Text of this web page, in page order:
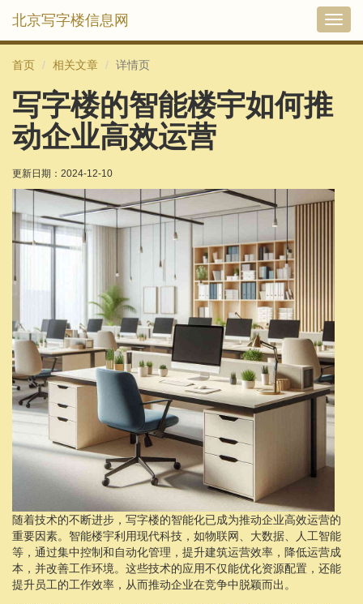
切
北京写字楼信息网
首页 相关文章 详情页
写字楼的智能楼宇如何推
动企业高效运营
更新日期： 2024-12-10
随着技术的不断进步，写字楼的智能化已成为推动企业高效运营的
重要因素。智能楼宇利用现代科技，如物联网、大数据、人工智能
等，通过集中控制和自动化管理，提升建筑运营效率，降低运营成
本，并改善工作环境。这些技术的应用不仅能优化资源配置，还能
提升员工的工作效率，从而推动企业在竞争中脱颖而出。